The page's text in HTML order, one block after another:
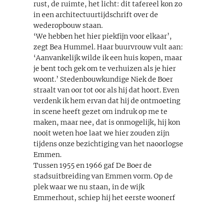
rust, de ruimte, het licht: dit tafereel kon zo
in een architectuurtijdschrift over de
wederopbouw staan.
‘We hebben het hier piekfijn voor elkaar’,
zegt Bea Hummel. Haar buurvrouw vult aan:
‘Aanvankelijk wilde ik een huis kopen, maar
je bent toch gek om te verhuizen als je hier
woont.’ Stedenbouwkundige Niek de Boer
straalt van oor tot oor als hij dat hoort. Even
verdenk ik hem ervan dat hij de ontmoeting
in scene heeft gezet om indruk op me te
maken, maar nee, dat is onmogelijk, hij kon
nooit weten hoe laat we hier zouden zijn
tijdens onze bezichtiging van het naoorlogse
Emmen.
Tussen 1955 en 1966 gaf De Boer de
stadsuitbreiding van Emmen vorm. Op de
plek waar we nu staan, in de wijk
Emmerhout, schiep hij het eerste woonerf